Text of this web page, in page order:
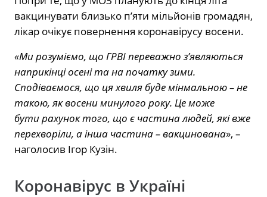
вакцинувати близько п’яти мільйонів громадян,
лікар очікує повернення коронавірусу восени.
«Ми розуміємо, що ГРВІ переважно з’являються
наприкінці осені та на початку зими.
Сподіваємося, що ця хвиля буде мінмальною – не
такою, як восени минулого року. Це може
бути рахунок того, що є частина людей, які вже
перехворіли, а інша частина – вакцинована», –
наголосив Ігор Кузін.
Коронавірус в Україні